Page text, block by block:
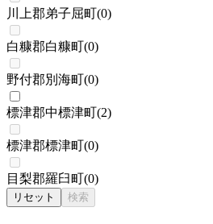
川上郡弟子屈町(0)
白糠郡白糠町(0)
野付郡別海町(0)
標津郡中標津町(2)
標津郡標津町(0)
目梨郡羅臼町(0)
リセット 検索